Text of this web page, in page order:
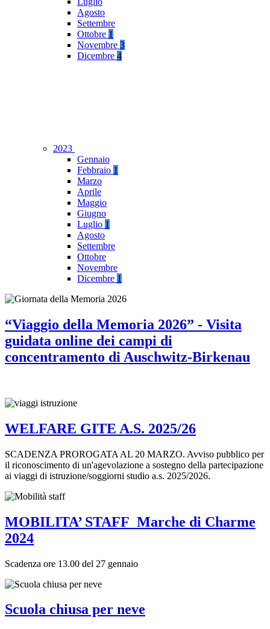
Agosto
Settembre
Ottobre 1
Novembre 3
Dicembre 4
2023
Gennaio
Febbraio 1
Marzo
Aprile
Maggio
Giugno
Luglio 1
Agosto
Settembre
Ottobre
Novembre
Dicembre 1
“Viaggio della Memoria 2026” - Visita
guidata online dei campi di
concentramento di Auschwitz-Birkenau
WELFARE GITE A.S. 2025/26
SCADENZA PROROGATA AL 20 MARZO. Avviso pubblico per
il riconoscimento di un'agevolazione a sostegno della partecipazione
ai viaggi di istruzione/soggiorni studio a.s. 2025/2026.
MOBILITA’ STAFF_Marche di Charme
2024
Scadenza ore 13.00 del 27 gennaio
Scuola chiusa per neve